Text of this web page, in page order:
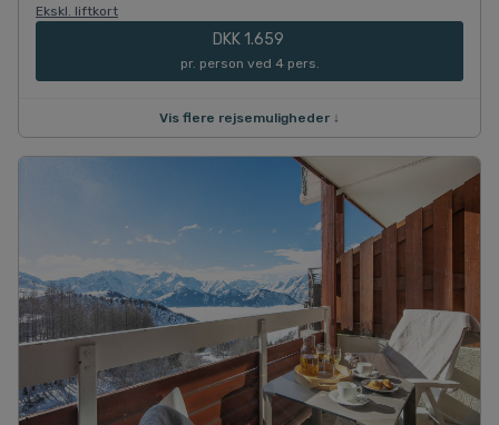
Ekskl. liftkort
DKK 1.659
pr. person ved 4 pers.
Vis flere rejsemuligheder ↓